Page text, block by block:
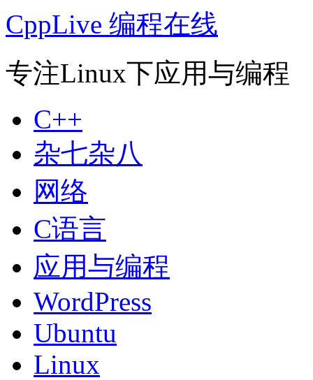
CppLive 编程在线
专注Linux下应用与编程
C++
杂七杂八
网络
C语言
应用与编程
WordPress
Ubuntu
Linux